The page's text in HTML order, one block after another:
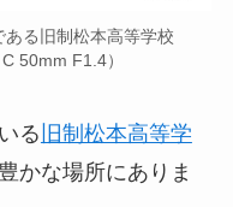
ある旧制松本高等学校
50mm F1.4）
る 旧制松本高等学
かな場所にありま